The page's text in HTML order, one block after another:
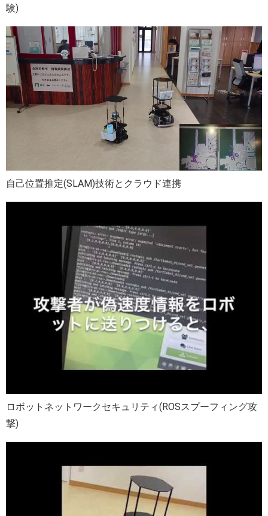
験)
自己位置推定(SLAM)技術とクラウド連携
ロボットネットワークセキュリティ(ROSスプーフィング攻
撃)